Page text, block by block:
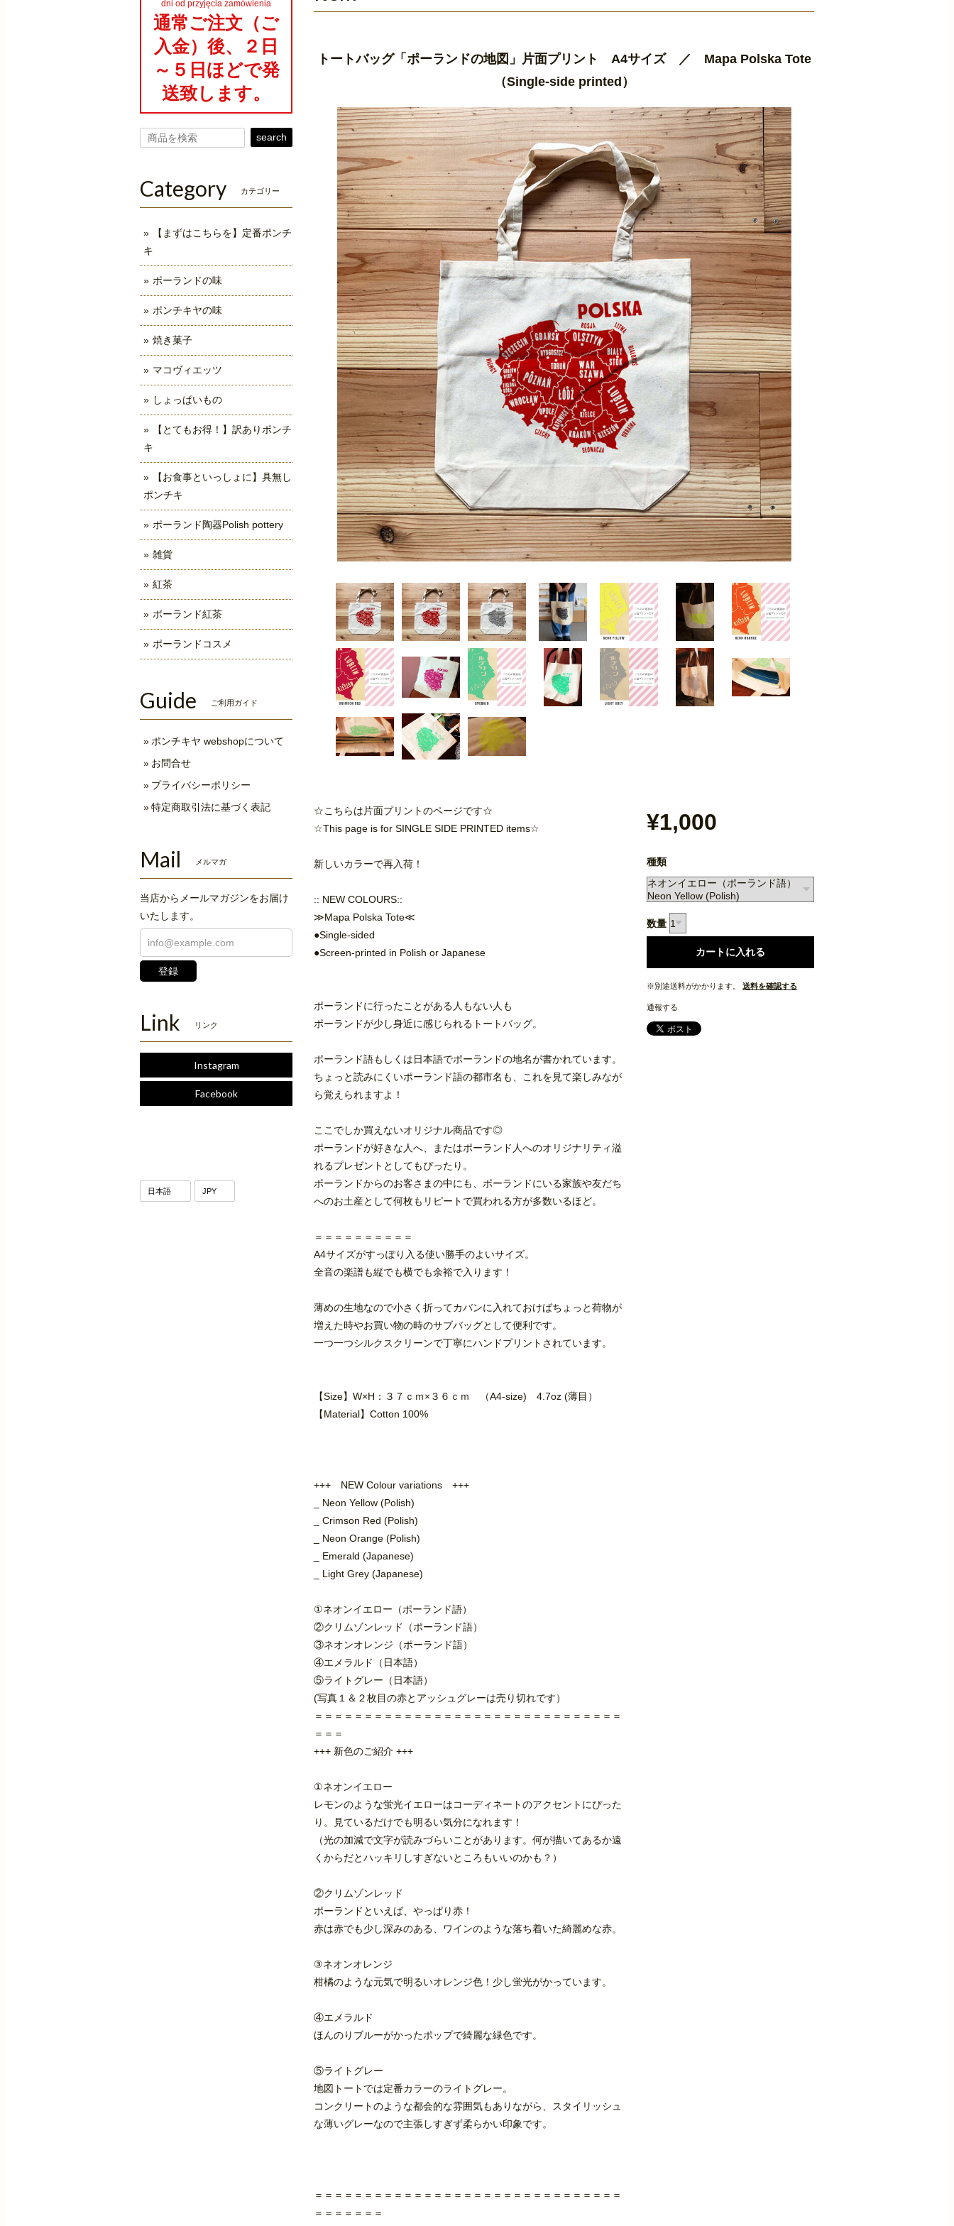
トートバッグ「ポーランドの地図」片面プリント A4サイズ ／ Mapa Polska Tote
（Single-side printed）
☆こちらは片面プリントのページです☆
☆This page is for SINGLE SIDE PRINTED items☆
新しいカラーで再入荷！
:: NEW COLOURS::
≫Mapa Polska Tote≪
●Single-sided
●Screen-printed in Polish or Japanese
ポーランドに行ったことがある人もない人も
ポーランドが少し身近に感じられるトートバッグ。
ポーランド語もしくは日本語でポーランドの地名が書かれています。
ちょっと読みにくいポーランド語の都市名も、これを見て楽しみなが
ら覚えられますよ！
ここでしか買えないオリジナル商品です◎
ポーランドが好きな人へ、またはポーランド人へのオリジナリティ溢
れるプレゼントとしてもぴったり。
ポーランドからのお客さまの中にも、ポーランドにいる家族や友だち
へのお土産として何枚もリピートで買われる方が多数いるほど。
＝＝＝＝＝＝＝＝＝＝
A4サイズがすっぽり入る使い勝手のよいサイズ。
全音の楽譜も縦でも横でも余裕で入ります！
薄めの生地なので小さく折ってカバンに入れておけばちょっと荷物が
増えた時やお買い物の時のサブバッグとして便利です。
一つ一つシルクスクリーンで丁寧にハンドプリントされています。
【Size】W×H：３７ｃｍ×３６ｃｍ （A4-size) 4.7oz (薄目）
【Material】Cotton 100%
+++ NEW Colour variations +++
_ Neon Yellow (Polish)
_ Crimson Red (Polish)
_ Neon Orange (Polish)
_ Emerald (Japanese)
_ Light Grey (Japanese)
①ネオンイエロー（ポーランド語）
②クリムゾンレッド（ポーランド語）
③ネオンオレンジ（ポーランド語）
④エメラルド（日本語）
⑤ライトグレー（日本語）
(写真１＆２枚目の赤とアッシュグレーは売り切れです）
＝＝＝＝＝＝＝＝＝＝＝＝＝＝＝＝＝＝＝＝＝＝＝＝＝＝＝＝＝＝＝
＝＝＝
+++ 新色のご紹介 +++
①ネオンイエロー
レモンのような蛍光イエローはコーディネートのアクセントにぴった
り。見ているだけでも明るい気分になれます！
（光の加減で文字が読みづらいことがあります。何が描いてあるか遠
くからだとハッキリしすぎないところもいいのかも？）
②クリムゾンレッド
ポーランドといえば、やっぱり赤！
赤は赤でも少し深みのある、ワインのような落ち着いた綺麗めな赤。
③ネオンオレンジ
柑橘のような元気で明るいオレンジ色！少し蛍光がかっています。
④エメラルド
ほんのりブルーがかったポップで綺麗な緑色です。
⑤ライトグレー
地図トートでは定番カラーのライトグレー。
コンクリートのような都会的な雰囲気もありながら、スタイリッシュ
な薄いグレーなので主張しすぎず柔らかい印象です。
＝＝＝＝＝＝＝＝＝＝＝＝＝＝＝＝＝＝＝＝＝＝＝＝＝＝＝＝＝＝＝
＝＝＝＝＝＝＝
¥1,000
種類
数量
カートに入れる
※別途送料がかかります。 送料を確認する
通報する
dni od przyjęcia zamówienia
通常ご注文（ご
入金）後、２日
～５日ほどで発
送致します。
search
Category カテゴリー
【まずはこちらを】定番ポンチ
キ
ポーランドの味
ポンチキヤの味
焼き菓子
マコヴィエッツ
しょっぱいもの
【とてもお得！】訳ありポンチ
キ
【お食事といっしょに】具無し
ポンチキ
ポーランド陶器Polish pottery
雑貨
紅茶
ポーランド紅茶
ポーランドコスメ
Guide ご利用ガイド
ポンチキヤ webshopについて
お問合せ
プライバシーポリシー
特定商取引法に基づく表記
Mail メルマガ
当店からメールマガジンをお届け
いたします。
登録
Link リンク
Instagram
Facebook